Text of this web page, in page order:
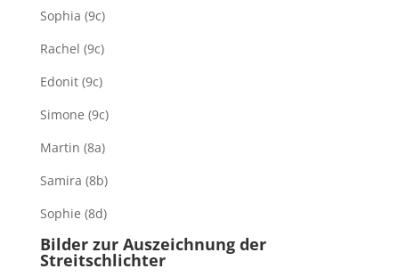
Sophia (9c)
Rachel (9c)
Edonit (9c)
Simone (9c)
Martin (8a)
Samira (8b)
Sophie (8d)
Bilder zur Auszeichnung der
Streitschlichter